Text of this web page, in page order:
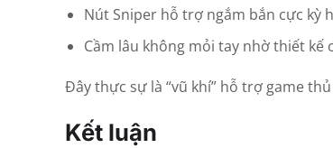
Nút Sniper hỗ trợ ngắm bắn cực kỳ
Cầm lâu không mỏi tay nhờ thiết kế
Đây thực sự là “vũ khí” hỗ trợ game
Kết luận